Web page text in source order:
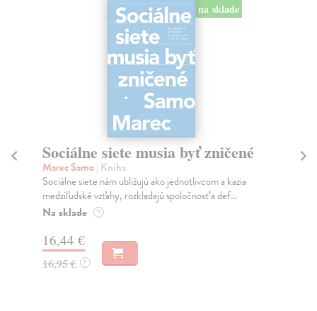
na sklade
Sociálne siete musia byť zničené
Marec Samo| Kniha
Sociálne siete nám ubližujú ako jednotlivcom a kazia
medziľudské vzťahy, rozkladajú spoločnosť a def...
Na sklade ?
16,44 €
16,95 € ?